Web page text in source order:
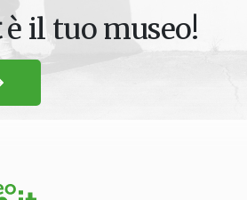
è il tuo museo!